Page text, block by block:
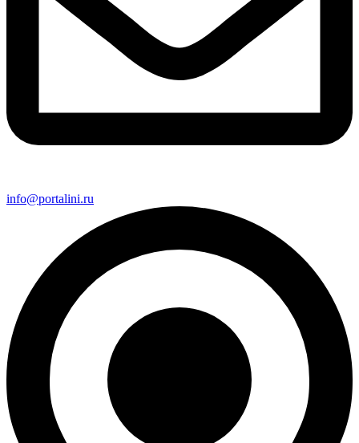
info@portalini.ru